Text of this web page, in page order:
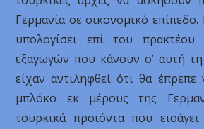
Γερμανία σε οικονομικό
υπολογίσει επί του
εξαγωγών που κάνουν σ’ αυτή
είχαν αντιληφθεί ότι θα
μπλόκο εκ μέρους της
τουρκικά προϊόντα που